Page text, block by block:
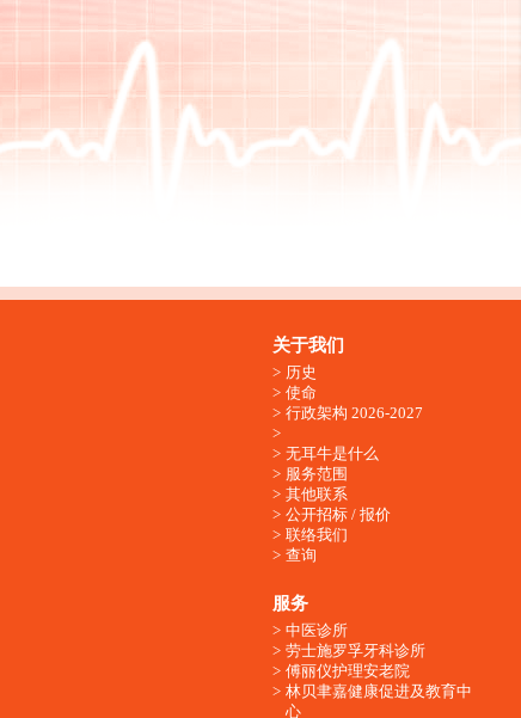
关于我们
历史
使命
行政架构 2026-2027
无耳牛是什么
服务范围
其他联系
公开招标 / 报价
联络我们
查询
服务
中医诊所
劳士施罗孚牙科诊所
傅丽仪护理安老院
林贝聿嘉健康促进及教育中
心